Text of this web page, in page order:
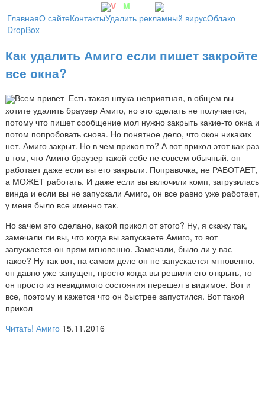
Virt M
ГлавнаяО сайтеКонтактыУдалить рекламный вирусОблако
DropBox
Как удалить Амиго если пишет закройте
все окна?
Всем привет Есть такая штука неприятная, в общем вы
хотите удалить браузер Амиго, но это сделать не получается,
потому что пишет сообщение мол нужно закрыть какие-то окна и
потом попробовать снова. Но понятное дело, что окон никаких
нет, Амиго закрыт. Но в чем прикол то? А вот прикол этот как раз
в том, что Амиго браузер такой себе не совсем обычный, он
работает даже если вы его закрыли. Поправочка, не РАБОТАЕТ,
а МОЖЕТ работать. И даже если вы включили комп, загрузилась
винда и если вы не запускали Амиго, он все равно уже работает,
у меня было все именно так.
Но зачем это сделано, какой прикол от этого? Ну, я скажу так,
замечали ли вы, что когда вы запускаете Амиго, то вот
запускается он прям мгновенно. Замечали, было ли у вас
такое? Ну так вот, на самом деле он не запускается мгновенно,
он давно уже запущен, просто когда вы решили его открыть, то
он просто из невидимого состояния перешел в видимое. Вот и
все, поэтому и кажется что он быстрее запустился. Вот такой
прикол
Читать! Амиго 15.11.2016